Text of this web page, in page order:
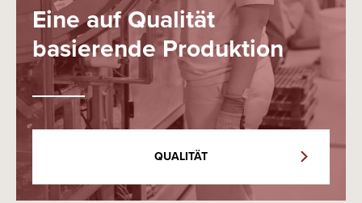
Eine auf Qualität
basierende Produktion
QUALITÄT